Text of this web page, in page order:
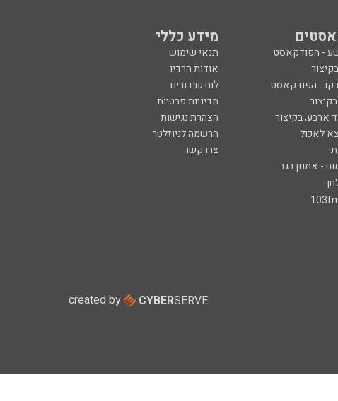
מידע כללי
- הפודקאסט
תנאי שימוש
בקיצור
אודות הרדיו
- הפודקאסט
לוח שידורים
מדיניות פרטיות
ארבע, בקיצור
הצהרת נגישות
לאכול
הרשמה לניוזלטר
צרו קשר
- אמנון רגב
created by CYBERSERVE